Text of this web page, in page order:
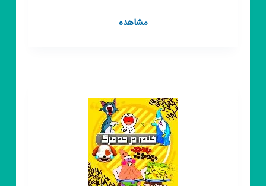
مشاهدهکانال
اول